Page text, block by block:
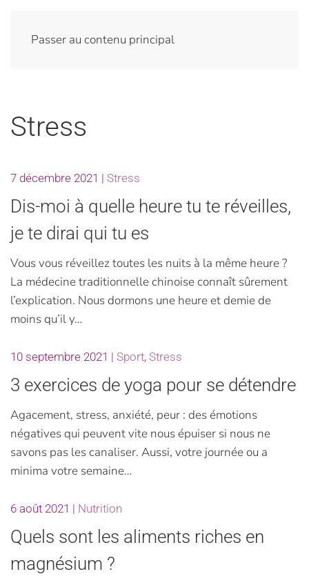
Passer au contenu principal
Stress
7 décembre 2021 | Stress
Dis-moi à quelle heure tu te réveilles,
je te dirai qui tu es
Vous vous réveillez toutes les nuits à la même heure ?
La médecine traditionnelle chinoise connaît sûrement
l’explication. Nous dormons une heure et demie de
moins qu’il y…
10 septembre 2021 | Sport, Stress
3 exercices de yoga pour se détendre
Agacement, stress, anxiété, peur : des émotions
négatives qui peuvent vite nous épuiser si nous ne
savons pas les canaliser. Aussi, votre journée ou a
minima votre semaine…
6 août 2021 | Nutrition
Quels sont les aliments riches en
magnésium ?